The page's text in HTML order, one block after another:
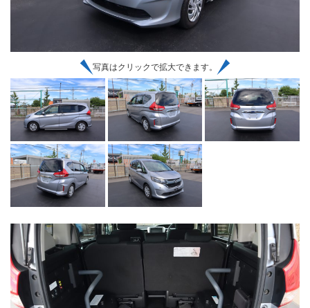
写真はクリックで拡大できます。